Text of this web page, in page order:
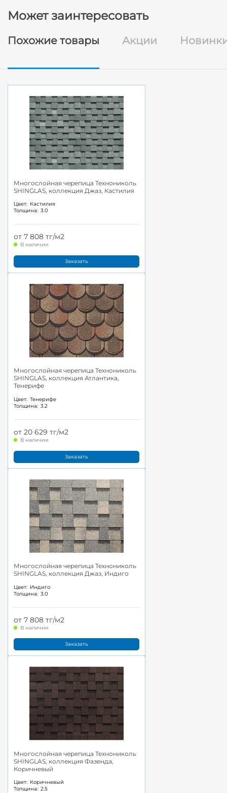
Может заинтересовать
Похожие товары Акции
Многослойная черепица Технониколь
SHINGLAS, коллекция Джаз, Кастилия
Цвет: Кастилия
Толщина: 3.0
от 7 808 тг/м2
В наличии
Заказать
Многослойная черепица Технониколь
SHINGLAS, коллекция Атлантика,
Тенерифе
Цвет: Тенерифе
Толщина: 3.2
от 20 629 тг/м2
В наличии
Заказать
Многослойная черепица Технониколь
SHINGLAS, коллекция Джаз, Индиго
Цвет: Индиго
Толщина: 3.0
от 7 808 тг/м2
В наличии
Заказать
Многослойная черепица Технониколь
SHINGLAS, коллекция Фазенда,
Коричневый
Цвет: Коричневый
Толщина: 2.5